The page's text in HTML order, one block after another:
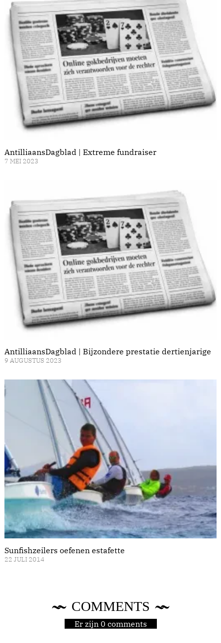
AntilliaansDagblad | Extreme fundraiser
7 MEI 2023
AntilliaansDagblad | Bijzondere prestatie dertienjarige
9 AUGUSTUS 2023
Sunfishzeilers oefenen estafette
22 JULI 2014
COMMENTS
Er zijn 0 comments